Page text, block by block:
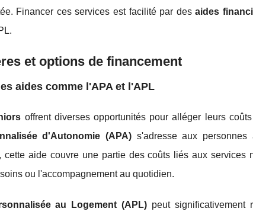
Financer ces services est facilité par desaides
et options de financement
aides comme l'APA et l'APL
offrent diverses opportunités pour alléger leurs
d'Autonomie (APA) s'adresse aux
cette aide couvre une partie des coûts liés aux services
ou l'accompagnement au quotidien.
au Logement (APL) peut significativement